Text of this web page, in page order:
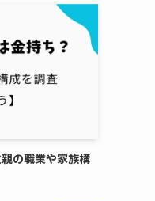
の職業や家族構